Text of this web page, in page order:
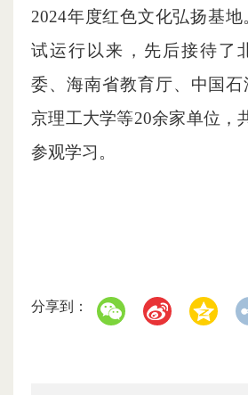
2024年度红色文化弘扬基地
试运行以来，先后接待了
委、海南省教育厅、中国
京理工大学等20余家单位，
参观学习。
分享到：